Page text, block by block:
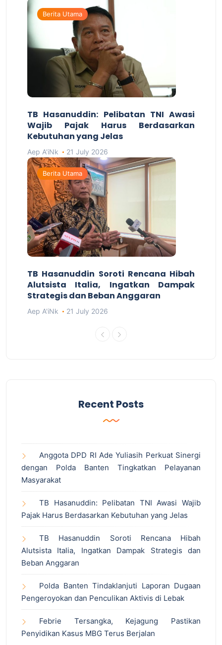
Berita Utama
TB Hasanuddin: Pelibatan TNI Awasi
Wajib Pajak Harus Berdasarkan
Kebutuhan yang Jelas
Aep A'iNk 21 July 2026
Berita Utama
TB Hasanuddin Soroti Rencana Hibah
Alutsista Italia, Ingatkan Dampak
Strategis dan Beban Anggaran
Aep A'iNk 21 July 2026
Recent Posts
Anggota DPD RI Ade Yuliasih Perkuat Sinergi
dengan Polda Banten Tingkatkan Pelayanan
Masyarakat
TB Hasanuddin: Pelibatan TNI Awasi Wajib
Pajak Harus Berdasarkan Kebutuhan yang Jelas
TB Hasanuddin Soroti Rencana Hibah
Alutsista Italia, Ingatkan Dampak Strategis dan
Beban Anggaran
Polda Banten Tindaklanjuti Laporan Dugaan
Pengeroyokan dan Penculikan Aktivis di Lebak
Febrie Tersangka, Kejagung Pastikan
Penyidikan Kasus MBG Terus Berjalan